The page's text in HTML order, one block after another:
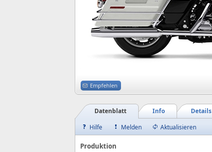
Empfehlen
Details
Info
Datenblatt
Hilfe
Melden Aktualisieren
Produktion